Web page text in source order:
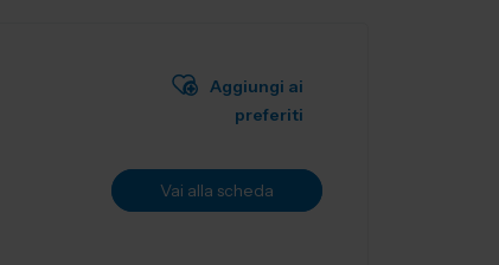
Aggiungi ai
preferiti
Vai alla scheda